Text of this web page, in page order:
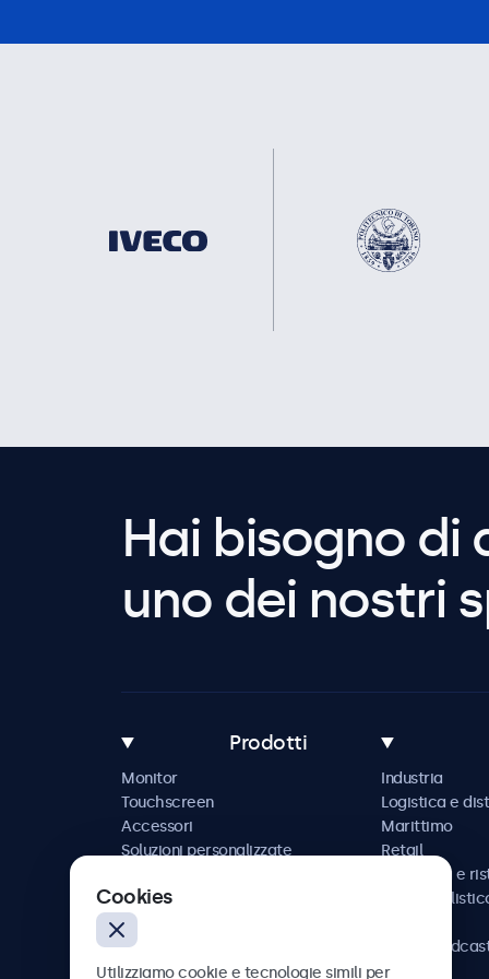
Hai bisogno di
uno dei nostri
Prodotti
Monitor
Touchscreen
Accessori
Soluzioni personalizzate
Industria
Logistica e
Marittimo
Retail
Ospitalità e
AV e
Sanità
Cookies
Utilizziamo cookie e tecnologie simili per